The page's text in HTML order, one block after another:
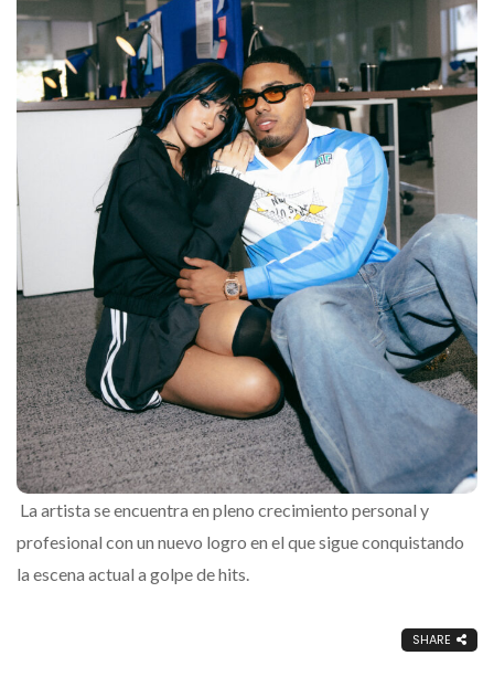
La artista se encuentra en pleno crecimiento personal y
profesional con un nuevo logro en el que sigue conquistando
la escena actual a golpe de hits.
SHARE